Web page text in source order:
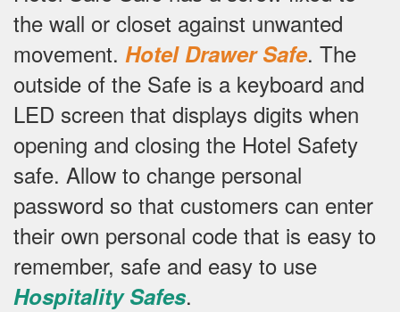
the wall or closet against unwanted
movement. Hotel Drawer Safe. The
outside of the Safe is a keyboard and
LED screen that displays digits when
opening and closing the Hotel Safety
safe. Allow to change personal
password so that customers can enter
their own personal code that is easy to
remember, safe and easy to use
Hospitality Safes.